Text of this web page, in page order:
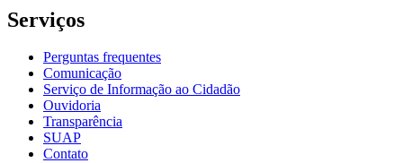
Serviços
Perguntas frequentes
Comunicação
Serviço de Informação ao Cidadão
Ouvidoria
Transparência
SUAP
Contato